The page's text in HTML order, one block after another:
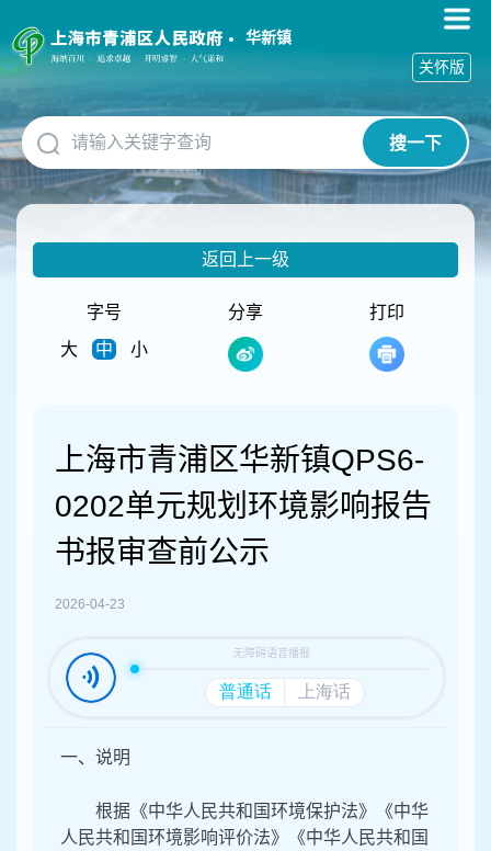
障
碍
作
说
明
跳
到
网
华新镇
搜一下
关怀版
返回上一级
字号
大
中 小
分享 打印
上海市青浦区华新镇QPS6-
0202单元规划环境影响报告
书报审查前公示
2026-04-23
一、说明
根据《中华人民共和国环境保护法》《中华
人民共和国环境影响评价法》《中华人民共和国